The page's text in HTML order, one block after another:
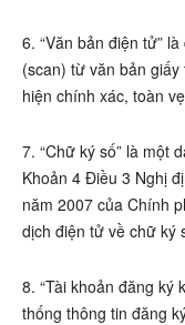
6. “Văn bản điện tử”
(scan) từ văn bản giấy
hiện chính xác, toàn
7. “Chữ ký số” là một
Khoản 4 Điều 3 Nghị
năm 2007 của Chính
dịch điện tử về chữ ký
8. “Tài khoản đăng ký
thống thông tin đăng